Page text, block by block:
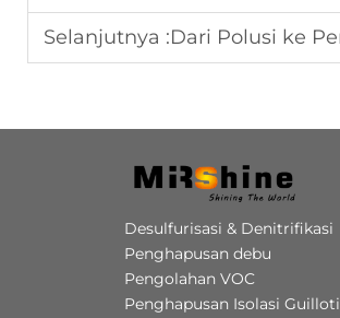
Selanjutnya :Dari Polusi ke Perlindungan:
Desulfurisasi & Denitrifikasi
Penghapusan debu
Pengolahan VOC
Penghapusan Isolasi